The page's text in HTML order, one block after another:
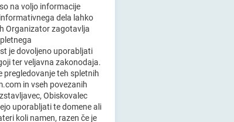
na voljo informacije
dela lahko
Organizator zagotavlja
je dovoljeno uporabljati
ter veljavna zakonodaja.
pregledovanje teh spletnih
in vseh povezanih
Obiskovalec
uporabljati te domene ali
koli namen, razen če je